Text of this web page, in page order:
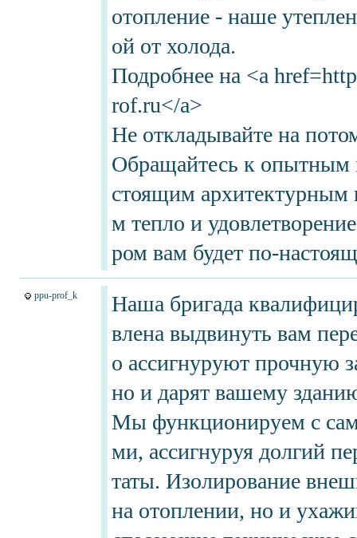
отопление - наше
ой от холода.
Подробнее на <a
rof.ru</a>
Не откладывайте на
Обращайтесь к опытным
стоящим архитектурным
м тепло и
ром вам будет по-
ppu-prof_k
Наша бригада
влена выдвинуть вам
о ассигнуруют прочную
но и дарят вашему
Мы функционируем с
ми, ассигнуруя долгий
таты. Изолирование
на отоплении, но и